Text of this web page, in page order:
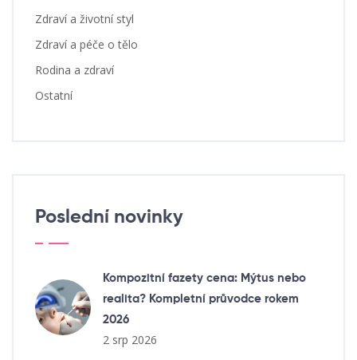
Zdraví a životní styl
Zdraví a péče o tělo
Rodina a zdraví
Ostatní
Poslední novinky
Kompozitní fazety cena: Mýtus nebo
realita? Kompletní průvodce rokem
2026
2 srp 2026